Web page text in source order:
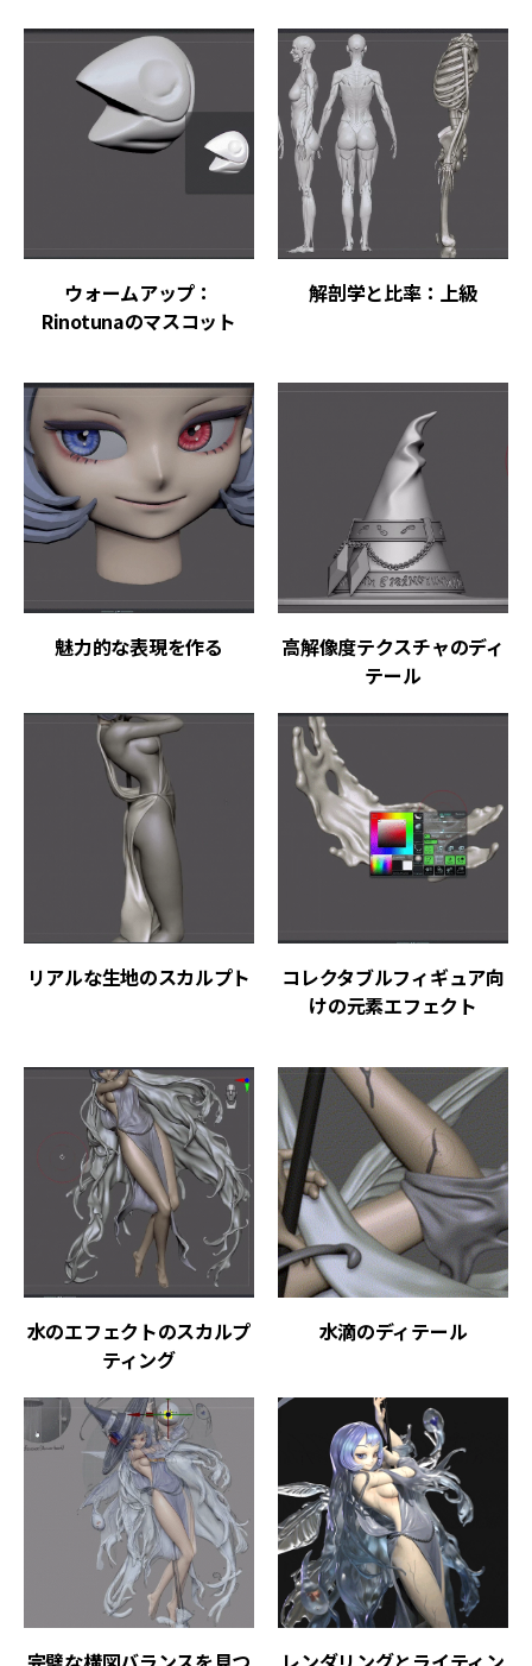
ウォームアップ：
Rinotunaのマスコット
解剖学と比率：上級
魅力的な表現を作る
高解像度テクスチャのディ
テール
リアルな生地のスカルプト
コレクタブルフィギュア向
けの元素エフェクト
水のエフェクトのスカルプ
ティング
水滴のディテール